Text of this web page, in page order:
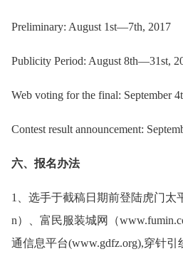
Preliminary: August 1st—7th, 2017
Publicity Period: August 8th—31st,
Web voting for the final: September
Contest result announcement:
六、报名办法
1、选手于截稿日期前登陆虎门太
n）、富民服装城网（
通信息平台(www.gdfz.org),穿针引